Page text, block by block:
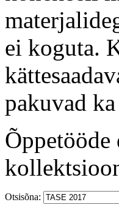
ei koguta.
pakuvad
Otsisõna: